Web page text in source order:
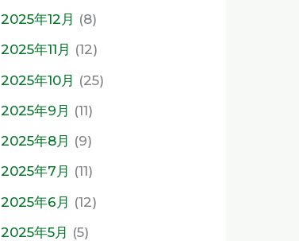
2025年12月 (8)
2025年11月 (12)
2025年10月 (25)
2025年9月 (11)
2025年8月 (9)
2025年7月 (11)
2025年6月 (12)
2025年5月 (5)